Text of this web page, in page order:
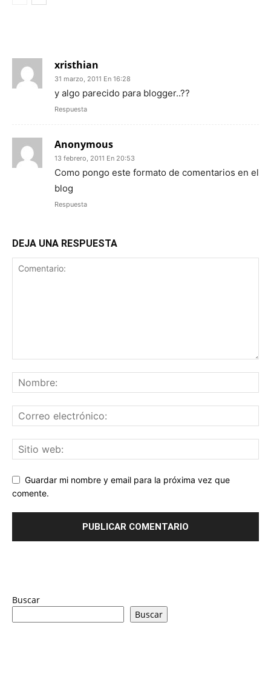
xristhian
31 marzo, 2011 En 16:28
y algo parecido para blogger..??
Respuesta
Anonymous
13 febrero, 2011 En 20:53
Como pongo este formato de comentarios en el
blog
Respuesta
DEJA UNA RESPUESTA
Guardar mi nombre y email para la próxima vez que
comente.
Buscar
Buscar